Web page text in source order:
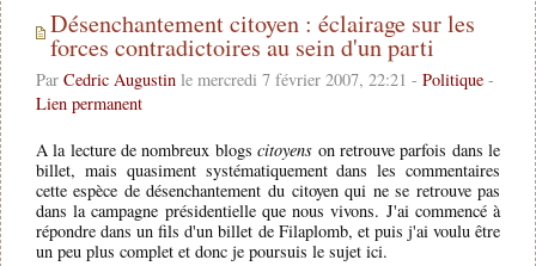
Désenchantement citoyen : éclairage sur les
forces contradictoires au sein d'un parti
Par Cedric Augustinle mercredi 7 février 2007, 22:21 - Politique-
Lien permanent
A la lecture de nombreux blogscitoyens on retrouve parfois dans le
billet, mais quasiment systématiquement dans les commentaires
cette espèce de désenchantement du citoyen qui ne se retrouve pas
dans la campagne présidentielle que nous vivons. J'ai commencé à
répondre dans un fils d'un billet de Filaplomb, et puis j'ai voulu être
un peu plus complet et donc je poursuis le sujet ici.